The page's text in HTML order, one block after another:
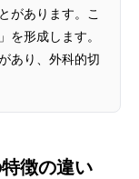
があります。こ
を形成します。
あり、外科的切
徴の違い